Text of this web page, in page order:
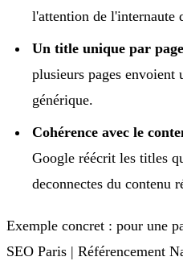
l'attention de l'internaute
Un title unique par page
plusieurs pages envoient
générique.
Cohérence avec le
Google réécrit les titles
deconnectes du contenu
Exemple concret : pour une
SEO Paris | Référencement